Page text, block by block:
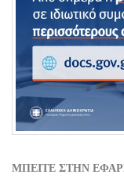
ΜΠΕΙΤΕ ΣΤΗΝ